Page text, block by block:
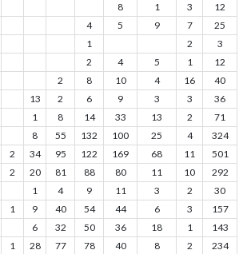
8 1 3
12
4 5 9 7
25
1 2
3
2 4 5 1
12
2 8 10 4 16
40
13 2 6 9 3 3
36
1 8 14 33 13 2
71
8 55 132 100 25 4
324
2 34 95 122 169 68 11
501
2 20 81 88 80 11 10
292
1 4 9 11 3 2
30
1 9 40 54 44 6 3
157
6 32 50 36 18 1
143
1 28 77 78 40 8 2
234